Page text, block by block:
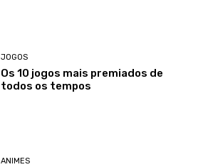
JOGOS
Os 10 jogos mais premiados de
todos os tempos
ANIMES